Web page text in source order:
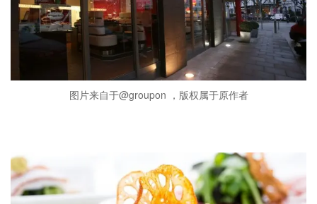
图片来自于@groupon ，版权属于原作者